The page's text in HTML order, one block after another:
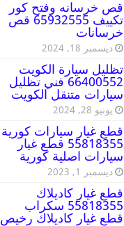
قص خرسانه وفتح كور
تكييف 65932555 قص
خرسانات
ديسمبر 18, 2024
تظليل سيارة الكويت
66400552 فني تظليل
سيارات متنقل الكويت
يونيو 28, 2024
قطع غيار سيارات كورية
55818355 قطع غيار
سيارات اصلية كورية
ديسمبر 1, 2023
قطع غيار كاديلاك
55818355 سكراب
قطع غيار كاديلاك رخيص